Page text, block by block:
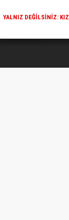
CAMISI'NDE